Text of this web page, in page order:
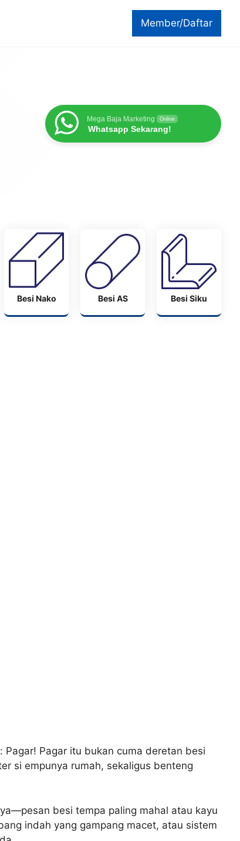
Member/Daftar
Mega Baja Marketing Online
Whatsapp Sekarang!
Besi Nako Besi AS Besi Siku
Pagar itu bukan cuma deretan besi
si empunya rumah, sekaligus benteng
besi tempa paling mahal atau kayu
indah yang gampang macet, atau sistem